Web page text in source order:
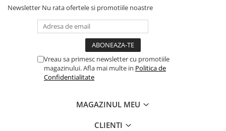
Newsletter Nu rata ofertele si promotiile noastre
Vreau sa primesc newsletter cu promotiile
magazinului. Afla mai multe in Politica de
Confidentialitate
MAGAZINUL MEU
CLIENTI